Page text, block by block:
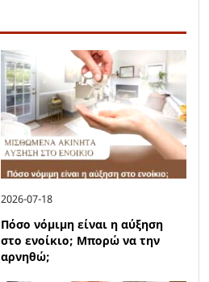
2026-07-18
Πόσο νόμιμη είναι η αύξηση
στο ενοίκιο; Μπορώ να την
αρνηθώ;